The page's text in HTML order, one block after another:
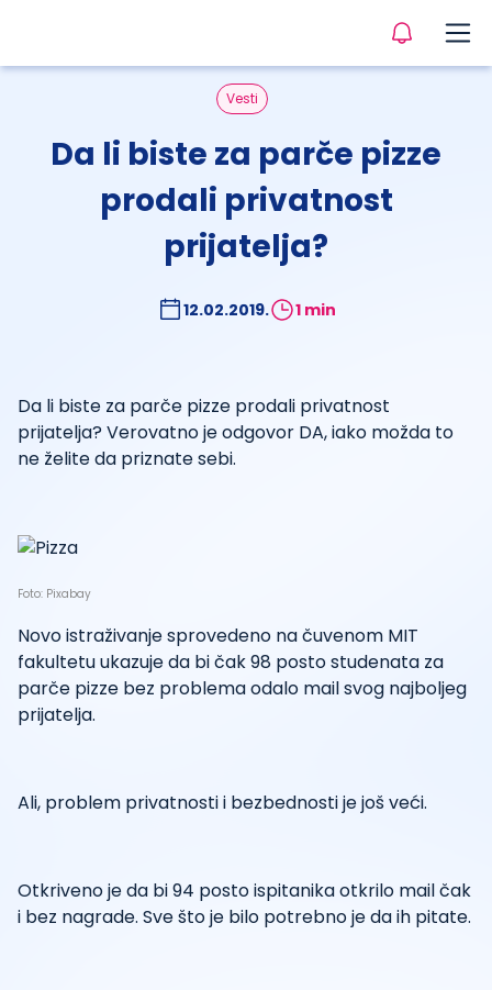
Vesti
Da li biste za parče pizze
prodali privatnost
prijatelja?
12.02.2019. 1 min
Da li biste za parče pizze prodali privatnost
prijatelja? Verovatno je odgovor DA, iako možda to
ne želite da priznate sebi.
Foto: Pixabay
Novo istraživanje sprovedeno na čuvenom MIT
fakultetu ukazuje da bi čak 98 posto studenata za
parče pizze bez problema odalo mail svog najboljeg
prijatelja.
Ali, problem privatnosti i bezbednosti je još veći.
Otkriveno je da bi 94 posto ispitanika otkrilo mail čak
i bez nagrade. Sve što je bilo potrebno je da ih pitate.